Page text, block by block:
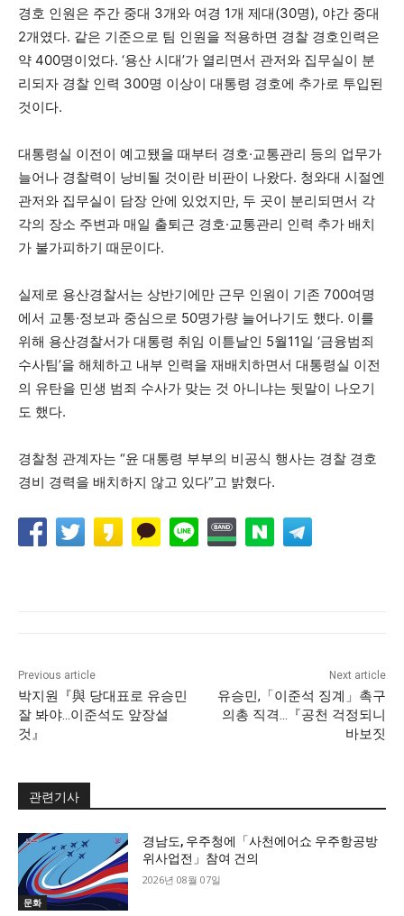
경호 인원은 주간 중대 3개와 여경 1개 제대(30명), 야간 중대
2개였다. 같은 기준으로 팀 인원을 적용하면 경찰 경호인력은
약 400명이었다. ‘용산 시대’가 열리면서 관저와 집무실이 분
리되자 경찰 인력 300명 이상이 대통령 경호에 추가로 투입된
것이다.
대통령실 이전이 예고됐을 때부터 경호·교통관리 등의 업무가
늘어나 경찰력이 낭비될 것이란 비판이 나왔다. 청와대 시절엔
관저와 집무실이 담장 안에 있었지만, 두 곳이 분리되면서 각
각의 장소 주변과 매일 출퇴근 경호·교통관리 인력 추가 배치
가 불가피하기 때문이다.
실제로 용산경찰서는 상반기에만 근무 인원이 기존 700여명
에서 교통·정보과 중심으로 50명가량 늘어나기도 했다. 이를
위해 용산경찰서가 대통령 취임 이튿날인 5월11일 ‘금융범죄
수사팀’을 해체하고 내부 인력을 재배치하면서 대통령실 이전
의 유탄을 민생 범죄 수사가 맞는 것 아니냐는 뒷말이 나오기
도 했다.
경찰청 관계자는 “윤 대통령 부부의 비공식 행사는 경찰 경호
경비 경력을 배치하지 않고 있다”고 밝혔다.
Previous article
박지원『與 당대표로 유승민
잘 봐야…이준석도 앞장설
것』
Next article
유승민,「이준석 징계」촉구
의총 직격…『공천 걱정되니
바보짓
관련기사
문화
경남도, 우주청에「사천에어쇼 우주항공방
위사업전」참여 건의
2026년 08월 07일